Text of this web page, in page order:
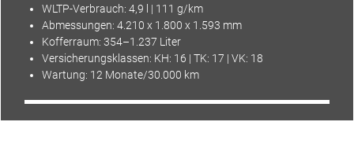
WLTP-Verbrauch: 4,9 l | 111 g/km
Abmessungen: 4.210 x 1.800 x 1.593 mm
Kofferraum: 354–1.237 Liter
Versicherungsklassen: KH: 16 | TK: 17 | VK: 18
Wartung: 12 Monate/30.000 km